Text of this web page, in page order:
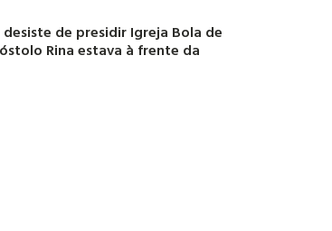
desiste de presidir Igreja Bola de
Rina estava à frente da